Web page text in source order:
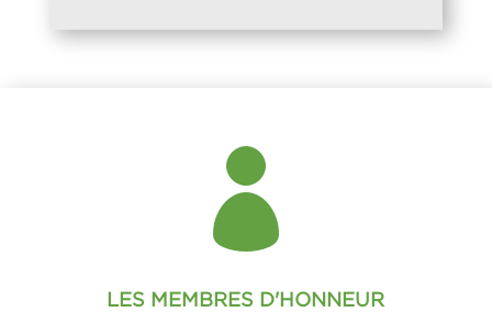

LES MEMBRES D'HONNEUR